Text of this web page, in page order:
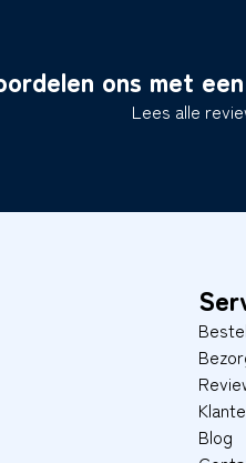
ons met
Lees alle
Blog